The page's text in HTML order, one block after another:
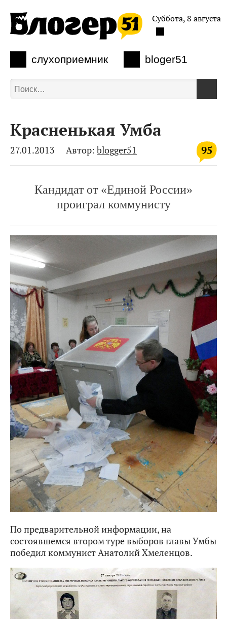
слухоприемник bloger51
Суббота, 8 августа
Красненькая Умба
95
27.01.2013 Автор: blogger51
Кандидат от «Единой России»
проиграл коммунисту
По предварительной информации, на
состоявшемся втором туре выборов главы Умбы
победил коммунист Анатолий Хмеленцов.